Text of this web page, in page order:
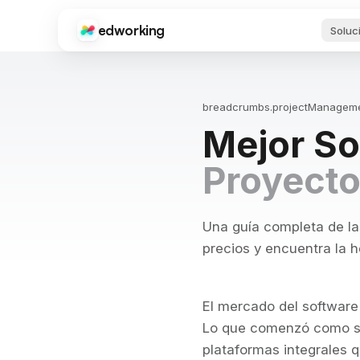
Edworking
edworking
Tableros, etiquetas, sprints y estimaciones
Texto, imágenes, archivos y chats privados
Compartición y organización de archivos
Mejor
Una guía completa de
precios y encuentra la
El mercado del
Lo que comenzó como
plataformas integrales